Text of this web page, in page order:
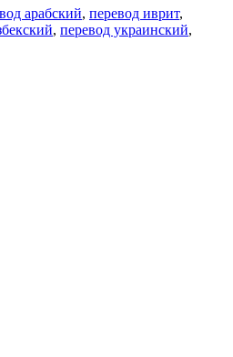
арабский, перевод иврит,
, перевод украинский,